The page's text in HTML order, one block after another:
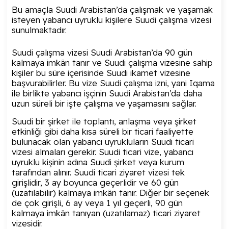
Bu amaçla Suudi Arabistan’da çalışmak ve yaşamak
isteyen yabancı uyruklu kişilere Suudi çalışma vizesi
sunulmaktadır.
Suudi çalışma vizesi Suudi Arabistan’da 90 gün
kalmaya imkân tanır ve Suudi çalışma vizesine sahip
kişiler bu süre içerisinde Suudi ikamet vizesine
başvurabilirler. Bu vize Suudi çalışma izni, yani Iqama
ile birlikte yabancı işçinin Suudi Arabistan’da daha
uzun süreli bir işte çalışma ve yaşamasını sağlar.
Suudi bir şirket ile toplantı, anlaşma veya şirket
etkinliği gibi daha kısa süreli bir ticari faaliyette
bulunacak olan yabancı uyrukluların Suudi ticari
vizesi almaları gerekir. Suudi ticari vize, yabancı
uyruklu kişinin adına Suudi şirket veya kurum
tarafından alınır. Suudi ticari ziyaret vizesi tek
girişlidir, 3 ay boyunca geçerlidir ve 60 gün
(uzatılabilir) kalmaya imkân tanır. Diğer bir seçenek
de çok girişli, 6 ay veya 1 yıl geçerli, 90 gün
kalmaya imkân tanıyan (uzatılamaz) ticari ziyaret
vizesidir.